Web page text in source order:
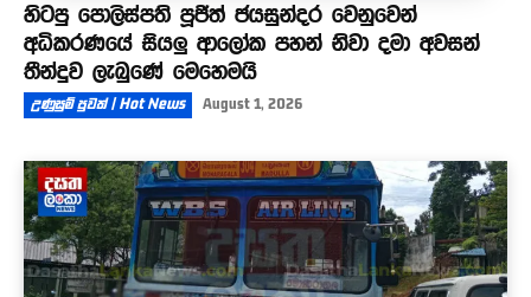
හිටපු පොලිස්පති පූජිත් ජයසුන්දර වෙනුවෙන්
අධිකරණයේ සියලු ආලෝක පහන් නිවා දමා අවසන්
තීන්දුව ලැබුණේ මෙහෙමයි
උණුසුම් පුවත් | Hot News August 1, 2026